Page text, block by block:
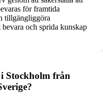
för framtida
tillgängliggöra
och sprida kunskap
Stockholm från